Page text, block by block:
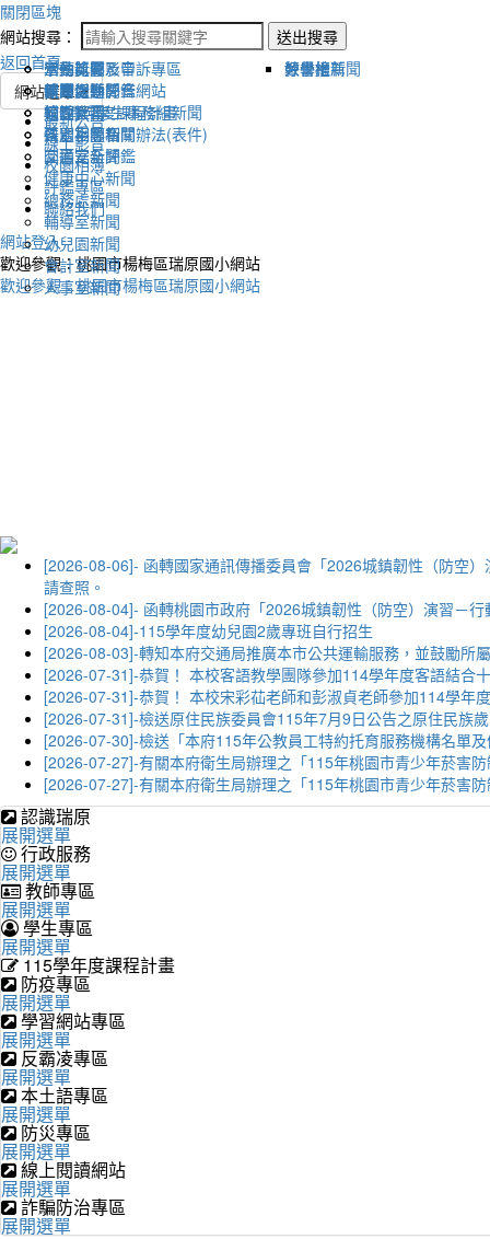
關閉區塊
網站搜尋：
送出搜尋
返回首頁
網站選單
最新公告
宣傳新聞
榮譽榜
教導處新聞
教學組新聞
輔導室-學生事務組新聞
研習相關新聞
圖書室新聞
健康中心新聞
總務處新聞
輔導室新聞
幼兒園新聞
會計室新聞
人事室新聞
線上影音
活動比賽影音
新聞報導影音
校園影音
好書推薦
各處室影音
校園相簿
活動剪影
體育活動
適性社團
評鑑專區
學生獎懲及申訴專區
健康促進評鑑網站
115學年度課程計畫
性別平等相關辦法(表件)
交通安全評鑑
聯絡我們
網站登入
歡迎參觀：桃園市楊梅區瑞原國小網站
歡迎參觀：桃園市楊梅區瑞原國小網站
[2026-08-06]- 函轉國家通訊傳播委員會「2026城鎮韌性（防空
請查照。
[2026-08-04]- 函轉桃園市政府「2026城鎮韌性（防空）演習－
[2026-08-04]-115學年度幼兒園2歲專班自行招生
[2026-08-03]-轉知本府交通局推廣本市公共運輸服務，並鼓勵所
[2026-07-31]-恭賀！ 本校客語教學團隊參加114學年度客語結合
[2026-07-31]-恭賀！ 本校宋彩苮老師和彭淑貞老師參加114學年
[2026-07-31]-檢送原住民族委員會115年7月9日公告之原住民族
[2026-07-30]-檢送「本府115年公教員工特約托育服務機構名單
[2026-07-27]-有關本府衛生局辦理之「115年桃園市青少年菸害
[2026-07-27]-有關本府衛生局辦理之「115年桃園市青少年菸害
認識瑞原
展開選單
行政服務
展開選單
教師專區
展開選單
學生專區
展開選單
115學年度課程計畫
防疫專區
展開選單
學習網站專區
展開選單
反霸凌專區
展開選單
本土語專區
展開選單
防災專區
展開選單
線上閱讀網站
展開選單
詐騙防治專區
展開選單